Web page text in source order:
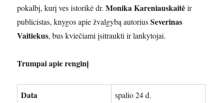
pokalbį, kurį ves istorikė dr.Monika Kareniauskaitėir
publicistas, knygos apie žvalgybą autoriusSeverinas
Vaitiekus, bus kviečiami įsitraukti ir lankytojai.
Trumpai apie renginį
Data spalio 24 d.